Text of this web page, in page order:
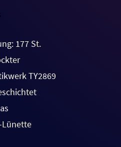
177 St.
TY2869
Lünette